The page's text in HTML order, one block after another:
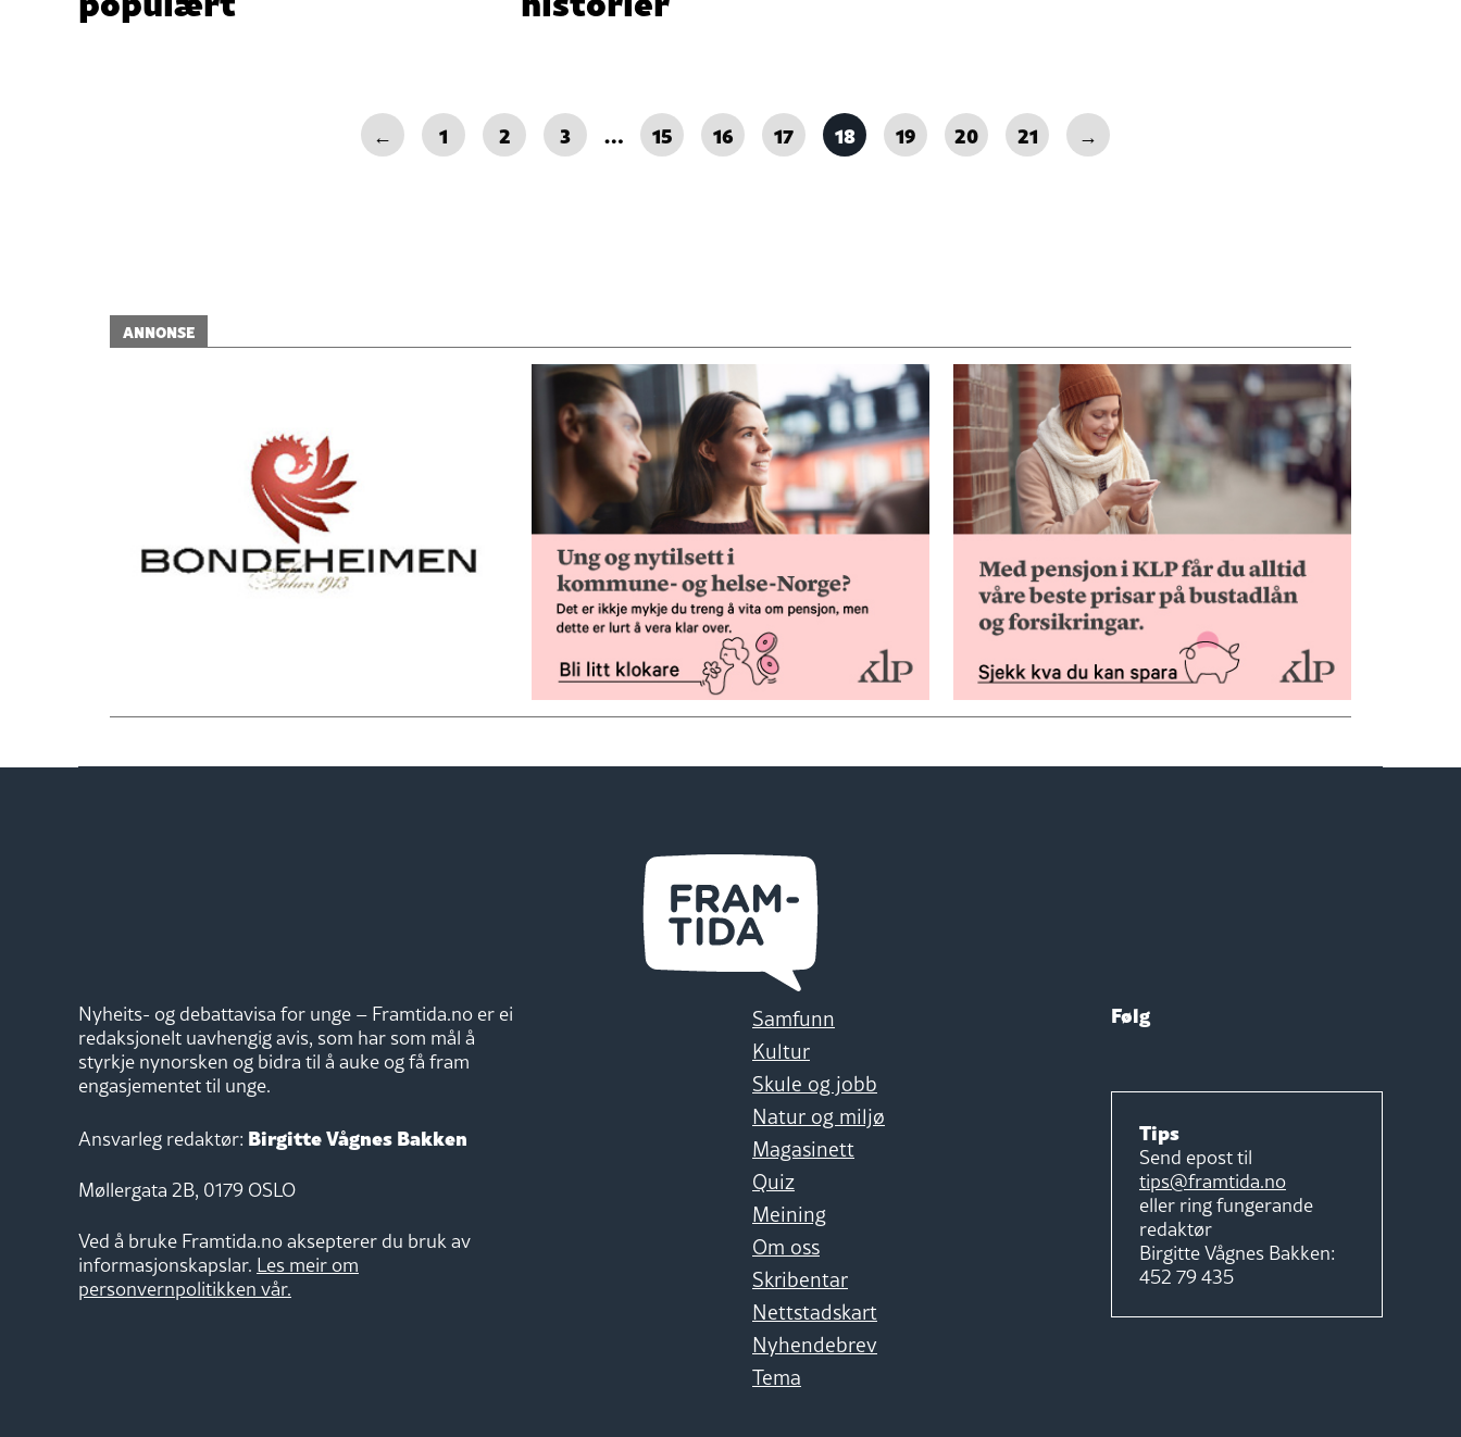
← 1 2 3 … 15 16 17 18 19 20 21 →
ANNONSE
Nyheits- og debattavisa for unge – Framtida.no er ei
redaksjonelt uavhengig avis, som har som mål å
styrkje nynorsken og bidra til å auke og få fram
engasjementet til unge.
Ansvarleg redaktør: Birgitte Vågnes Bakken
Møllergata 2B, 0179 OSLO
Ved å bruke Framtida.no aksepterer du bruk av
informasjonskapslar. Les meir om
personvernpolitikken vår.
Samfunn
Kultur
Skule og jobb
Natur og miljø
Magasinett
Quiz
Meining
Om oss
Skribentar
Nettstadskart
Nyhendebrev
Tema
Følg
Tips
Send epost til
tips@framtida.no
eller ring fungerande
redaktør
Birgitte Vågnes Bakken:
452 79 435